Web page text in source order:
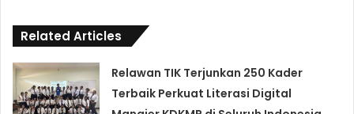
Related Articles
Relawan TIK Terjunkan 250 Kader
Terbaik Perkuat Literasi Digital